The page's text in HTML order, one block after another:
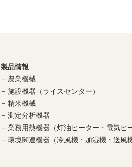
製品情報
農業機械
施設機器（ライスセンター）
精米機械
測定分析機器
業務用熱機器（灯油ヒーター・電気ヒ
環境関連機器（冷風機・加湿機・送風機